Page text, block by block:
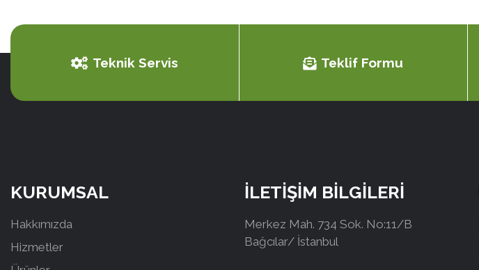
Teknik Servis Teklif Formu
KURUMSAL
Hakkımızda
Hizmetler
İLETİŞİM BİLGİLERİ
Merkez Mah. 734 Sok. No:11/B
Bağcılar/ İstanbul